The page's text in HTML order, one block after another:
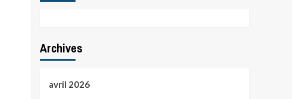
Archives
avril 2026